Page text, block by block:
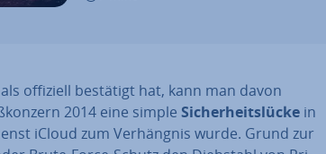
offiziell bestätigt hat, kann man davon
2014 eine simple Si­cher­heits­lü­cke in
iCloud zum Ver­häng­nis wurde. Grund zur